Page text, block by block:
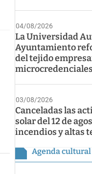
04/08/2026
La Universidad
Ayuntamiento
del tejido
microcredenciales
03/08/2026
Canceladas las
solar del 12 de
incendios y altas
Agenda cultural